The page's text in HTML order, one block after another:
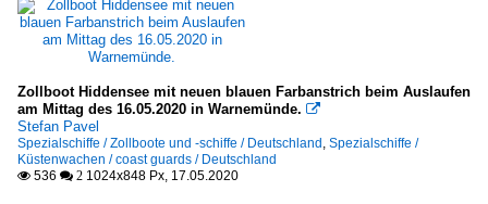
Zollboot Hiddensee mit neuen blauen Farbanstrich beim Auslaufen
am Mittag des 16.05.2020 in Warnemünde. 
Stefan Pavel
Spezialschiffe / Zollboote und -schiffe / Deutschland, Spezialschiffe /
Küstenwachen / coast guards / Deutschland
 536  2 1024x848 Px, 17.05.2020